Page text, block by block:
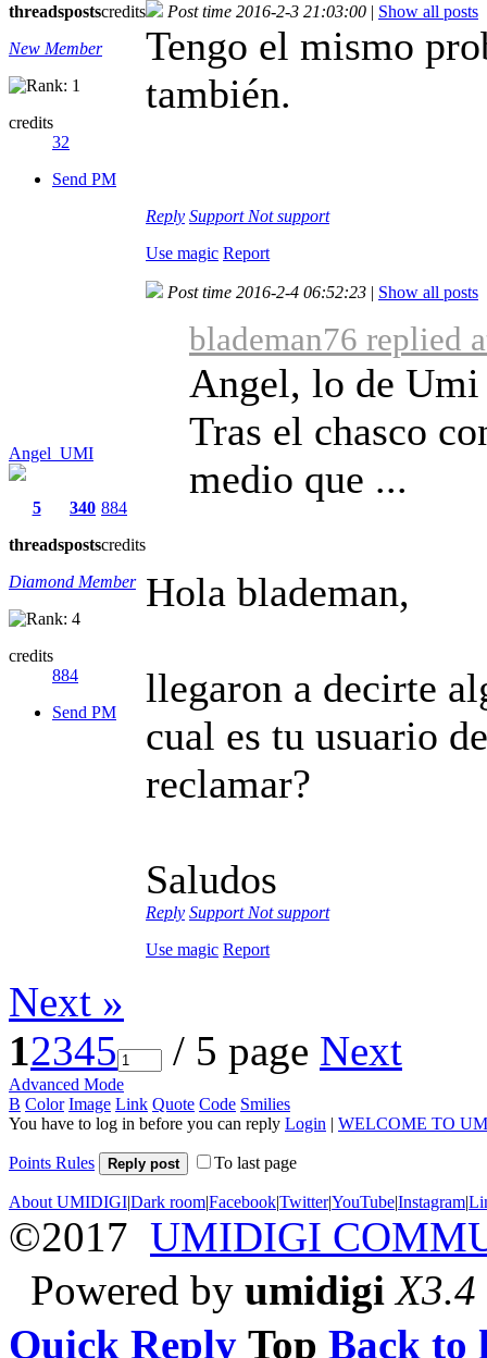
threadspostscredits
New Member
credits
32
Send PM
Post time 2016-2-3 21:03:00 | Show all posts
Tengo el mismo
también.
Reply Support Not support
Use magic Report
Angel_UMI
5
threads
340
posts
884
credits
Diamond Member
credits
884
Send PM
Post time 2016-2-4 06:52:23 | Show all posts
blademan76 replied
Angel, lo de Umi
Tras el chasco
medio que ...
Hola blademan,
llegaron a decirte
cual es tu usuario
reclamar?
Saludos
Reply Support Not support
Use magic Report
Next »
12345 / 5 page Next
Advanced Mode
B Color Image Link Quote Code Smilies
You have to log in before you can reply Login | WELCOME TO
Points Rules Reply post To last page
About UMIDIGI|Dark room|Facebook|Twitter|YouTube|Instagram|
©2017 UMIDIGI
Powered by umidigi X3.4
Quick Reply Top Back to